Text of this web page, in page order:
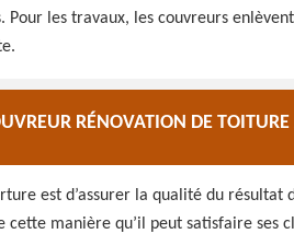
Pour les travaux, les couvreurs
RÉNOVATION DE
est d’assurer la qualité du
cette manière qu’il peut satisfaire ses